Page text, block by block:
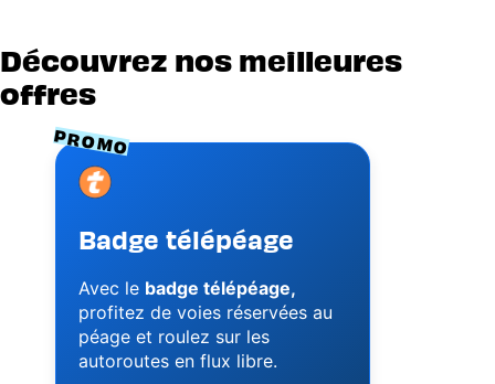
Découvrez nos meilleures
offres
PROMO
Image
Badge télépéage
Avec le badge télépéage,
profitez de voies réservées au
péage et roulez sur les
autoroutes en flux libre.